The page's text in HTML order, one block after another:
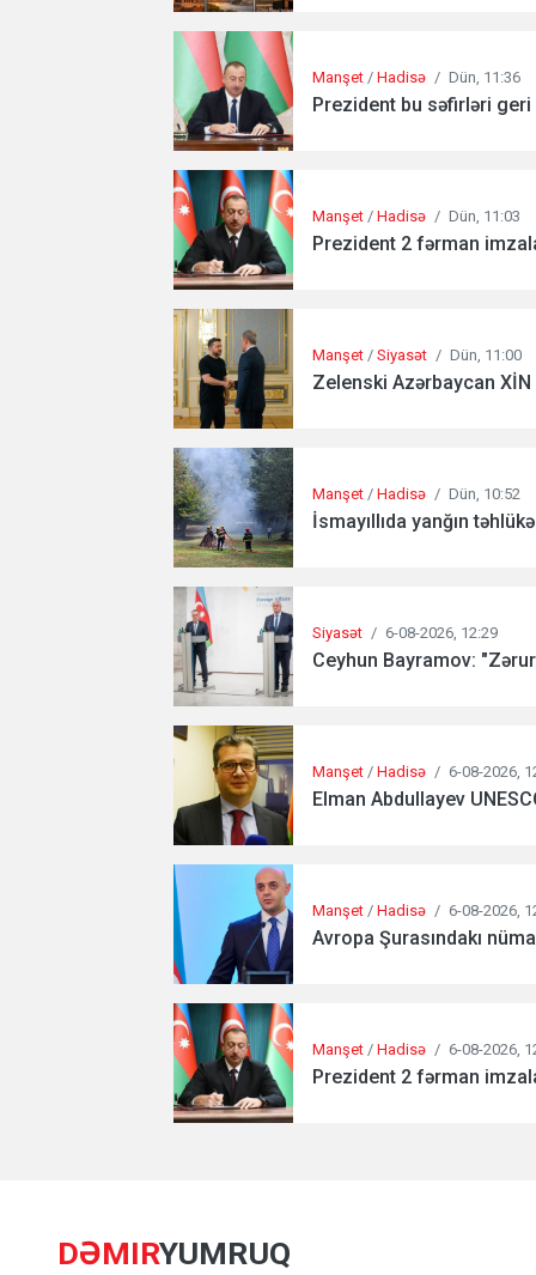
Manşet / Hadisə / Dün, 11:36
Prezident bu səfirləri geri
Manşet / Hadisə / Dün, 11:03
Prezident 2 fərman
Manşet / Siyasət / Dün, 11:00
Zelenski Azərbaycan
Manşet / Hadisə / Dün, 10:52
İsmayıllıda yanğın
Siyasət / 6-08-2026, 12:29
Ceyhun Bayramov:
Manşet / Hadisə / 6-08-2026,
Elman Abdullayev
Manşet / Hadisə / 6-08-2026,
Avropa Şurasındakı
Manşet / Hadisə / 6-08-2026,
Prezident 2 fərman
DƏMIRYUMRUQ